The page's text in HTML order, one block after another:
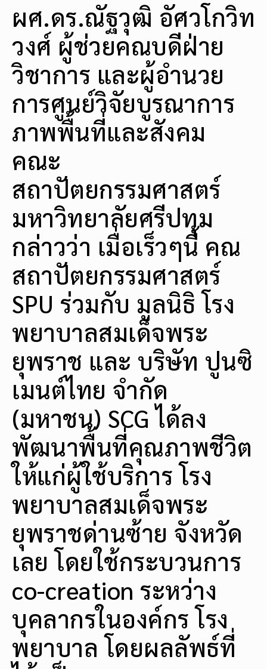
ผศ.ดร.ณัฐวุฒิ อัศวโกวิท
วงศ์ ผู้ช่วยคณบดีฝ่าย
วิชาการ และผู้อำนวย
การศูนย์วิจัยบูรณาการ
ภาพพื้นที่และสังคม
คณะ
สถาปัตยกรรมศาสตร์
มหาวิทยาลัยศรีปทุม
กล่าวว่า เมื่อเร็วๆนี้ คณ
สถาปัตยกรรมศาสตร์
SPU ร่วมกับ มูลนิธิ โรง
พยาบาลสมเด็จพระ
ยุพราช และ บริษัท ปูนซิ
เมนต์ไทย จำกัด
(มหาชน) SCG ได้ลง
พัฒนาพื้นที่คุณภาพชีวิต
ให้แก่ผู้ใช้บริการ โรง
พยาบาลสมเด็จพระ
ยุพราชด่านซ้าย จังหวัด
เลย โดยใช้กระบวนการ
co-creation ระหว่าง
บุคลากรในองค์กร โรง
พยาบาล โดยผลลัพธ์ที่